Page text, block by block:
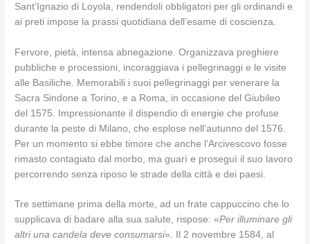
Sant’Ignazio di Loyola, rendendoli obbligatori per gli ordinandi e
ai preti impose la prassi quotidiana dell’esame di coscienza.
Fervore, pietà, intensa abnegazione. Organizzava preghiere
pubbliche e processioni, incoraggiava i pellegrinaggi e le visite
alle Basiliche. Memorabili i suoi pellegrinaggi per venerare la
Sacra Sindone a Torino, e a Roma, in occasione del Giubileo
del 1575. Impressionante il dispendio di energie che profuse
durante la peste di Milano, che esplose nell’autunno del 1576.
Per un momento si ebbe timore che anche l’Arcivescovo fosse
rimasto contagiato dal morbo, ma guarì e proseguì il suo lavoro
percorrendo senza riposo le strade della città e dei paesi.
Tre settimane prima della morte, ad un frate cappuccino che lo
supplicava di badare alla sua salute, rispose: «Per illuminare gli
altri una candela deve consumarsi». Il 2 novembre 1584, al